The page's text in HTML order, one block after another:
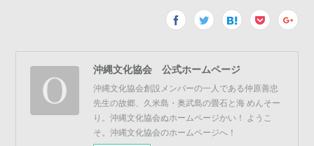
沖縄文化協会 公式ホームページ
沖縄文化協会創設メンバーの一人である仲原善忠
先生の故郷、久米島・奥武島の畳石と海 めんそー
り。沖縄文化協会ぬホームページかい！ ようこ
そ。沖縄文化協会のホームページへ！